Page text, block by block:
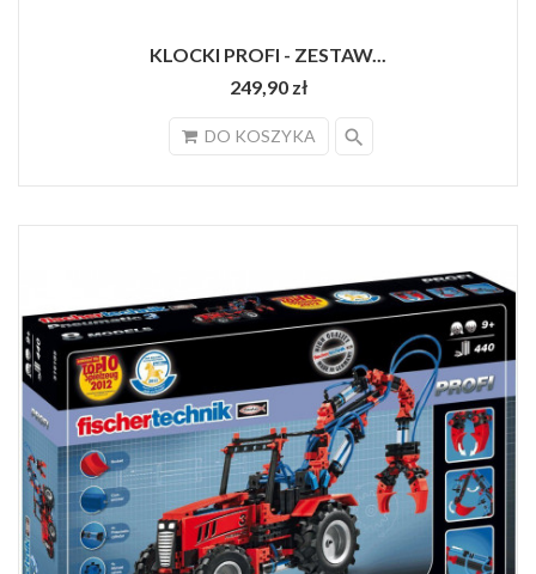
KLOCKI PROFI - ZESTAW...
249,90 zł
DO KOSZYKA search